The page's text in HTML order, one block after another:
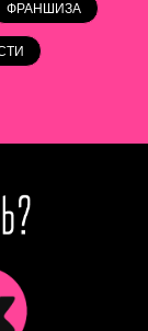
ФРАНШИЗА